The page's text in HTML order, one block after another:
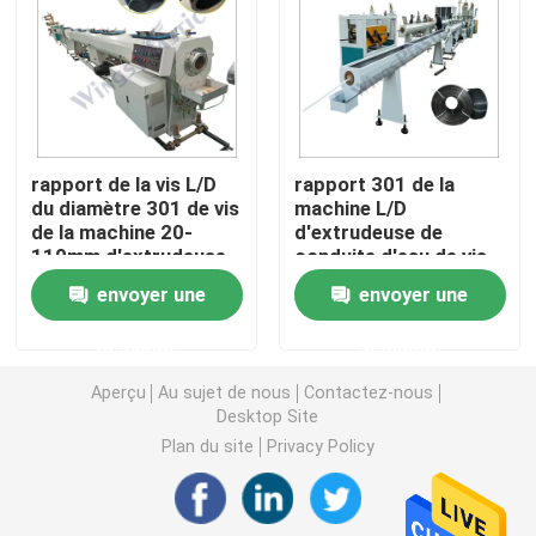
Machine d'extrudeuse de tuyau de PVC
Chaîne de production de tuyau de PPR
Machine d'extrudeuse de tuyau de PE
Machine ondulée d'extrudeuse de tuyau
Pp attachent la chaîne de production
Machine en plastique d'extrudeuse de feuille
rapport de la vis L/D
du diamètre 301 de vis
de la machine 20-
110mm d'extrudeuse
de tuyau du HDPE
380V/50Hzenvoyer une
rapport 301 de la
machine L/D
d'extrudeuse de
conduite d'eau de vis
de 20-110mm
envoyer une
Aperçu Au sujet de nous
Contactez-nous
Desktop Site
Plan du site
Privacy Policy